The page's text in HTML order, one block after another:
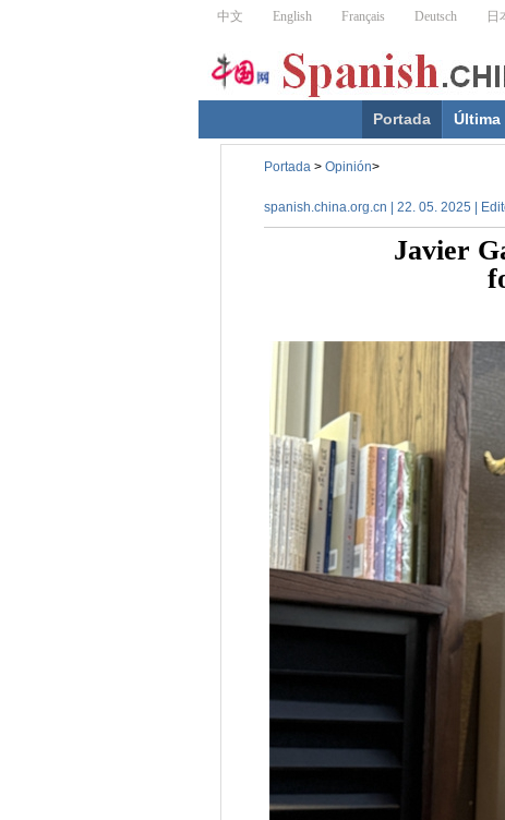
Portada Última
Portada > Opinión>
spanish.china.org.cn | 22. 05. 2025 |
Javier